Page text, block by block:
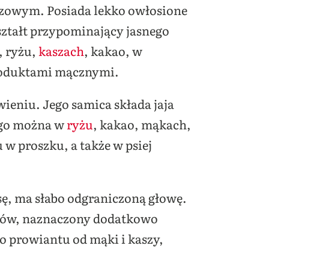
Posiada lekko owłosione
przypominający jasnego
ryżu, kaszach, kakao, w
mącznymi.
Jego samica składa jaja
można wryżu, kakao, mąkach,
proszku, a także w psiej
ma słabo odgraniczoną głowę.
naznaczony dodatkowo
prowiantu od mąki i kaszy,